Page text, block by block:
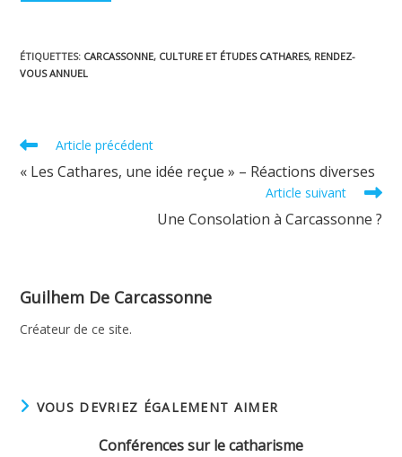
ÉTIQUETTES: CARCASSONNE, CULTURE ET ÉTUDES CATHARES, RENDEZ-
VOUS ANNUEL
Read
articles
Article précédent
« Les Cathares, une idée reçue » – Réactions diverses
Article suivant
Une Consolation à Carcassonne ?
Guilhem De Carcassonne
Créateur de ce site.
VOUS DEVRIEZ ÉGALEMENT AIMER
Conférences sur le catharisme